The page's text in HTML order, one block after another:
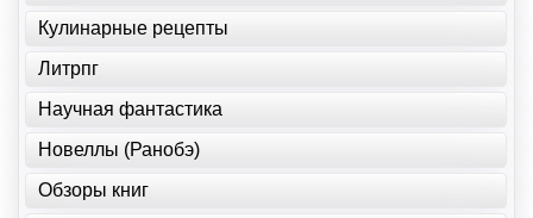
Кулинарные рецепты
Литрпг
Научная фантастика
Новеллы (Ранобэ)
Обзоры книг